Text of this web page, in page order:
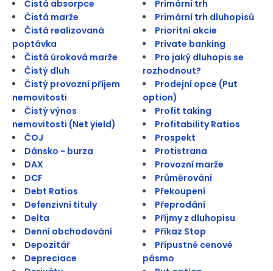
Čistá absorpce
Čistá marže
Čistá realizovaná
poptávka
Čistá úroková marže
Čistý dluh
Čistý provozní příjem
nemovitosti
Čistý výnos
nemovitosti (Net yield)
ČOJ
Dánsko - burza
DAX
DCF
Debt Ratios
Defenzivní tituly
Delta
Denní obchodování
Depozitář
Depreciace
Primární trh
Primární trh dluhopisů
Prioritní akcie
Private banking
Pro jaký dluhopis se
rozhodnout?
Prodejní opce (Put
option)
Profit taking
Profitability Ratios
Prospekt
Protistrana
Provozní marže
Průměrování
Překoupení
Přeprodání
Příjmy z dluhopisu
Příkaz Stop
Přípustné cenové
pásmo